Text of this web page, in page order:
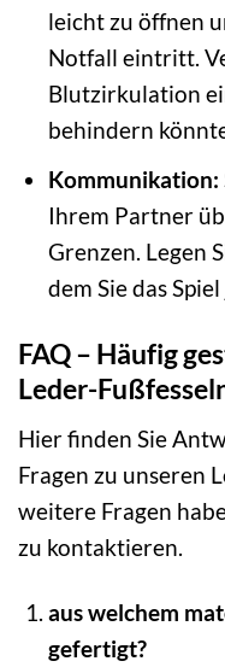
leicht zu öffnen
Notfall eintritt.
Blutzirkulation
behindern
Kommunikation:
Ihrem Partner
Grenzen. Legen
dem Sie das
FAQ – Häufig
Leder-
Hier finden Sie
Fragen zu unseren
weitere Fragen
zu kontaktieren.
aus welchem
gefertigt?